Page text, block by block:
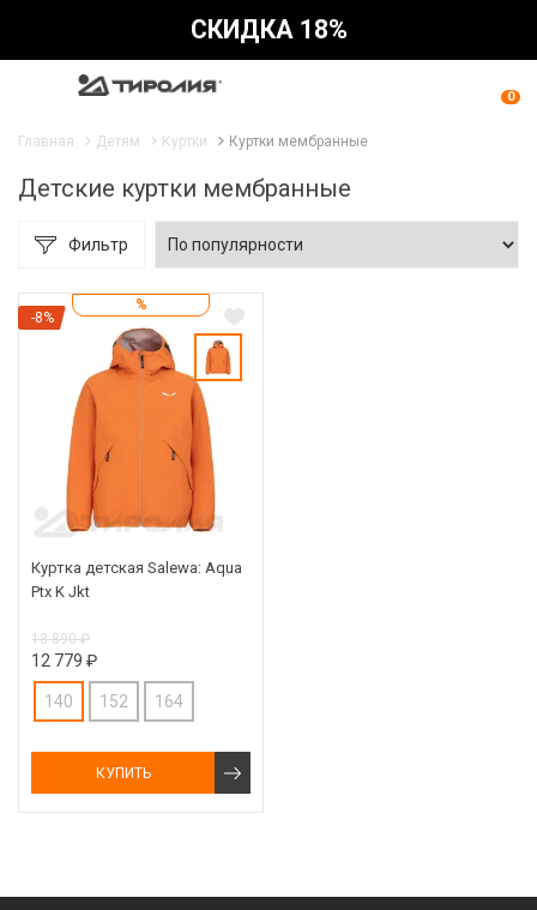
СКИДКА 18%
0
Главная Детям Куртки Куртки мембранные
Детские куртки мембранные
Фильтр
%
-8%
Куртка детская Salewa: Aqua
Ptx K Jkt
13 890 ₽
12 779 ₽
140 152 164
КУПИТЬ